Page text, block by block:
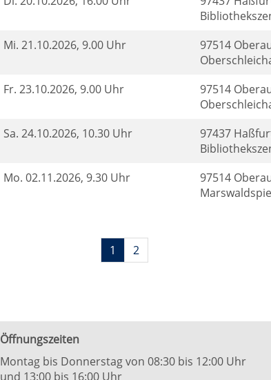
Mi. 21.10.2026, 9.00 Uhr
97514
Fr. 23.10.2026, 9.00 Uhr
97514
Sa. 24.10.2026, 10.30 Uhr
97437
Mo. 02.11.2026, 9.30 Uhr
97514
1 2
Öffnungszeiten
Montag bis Donnerstag von 08:30 bis 12:00 Uhr
und 13:00 bis 16:00 Uhr